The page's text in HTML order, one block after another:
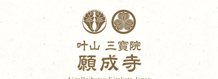
to
content